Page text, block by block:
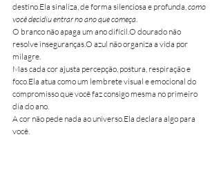
destino.Ela sinaliza, de forma silenciosa e profunda, como
você decidiu entrar no ano que começa
O branco não apaga um ano difícil.O dourado não
resolve inseguranças.O azul não organiza a vida por
milagre.
Mas cada cor ajusta percepção, postura, respiração e
foco.Ela atua como um lembrete visual e emocional do
compromisso que você faz consigo mesma no primeiro
dia do ano.
A cor não pede nada ao universo.Ela declara algo para
você.